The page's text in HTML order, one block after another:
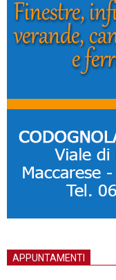
APPUNTAMENTI